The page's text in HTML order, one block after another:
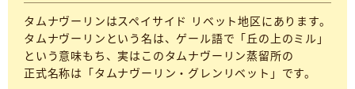
タムナヴーリンはスペイサイド リベット地区にあります。
タムナヴーリンという名は、ゲール語で「丘の上のミル」
という意味もち、実はこのタムナヴーリン蒸留所の
正式名称は「タムナヴーリン・グレンリベット」です。